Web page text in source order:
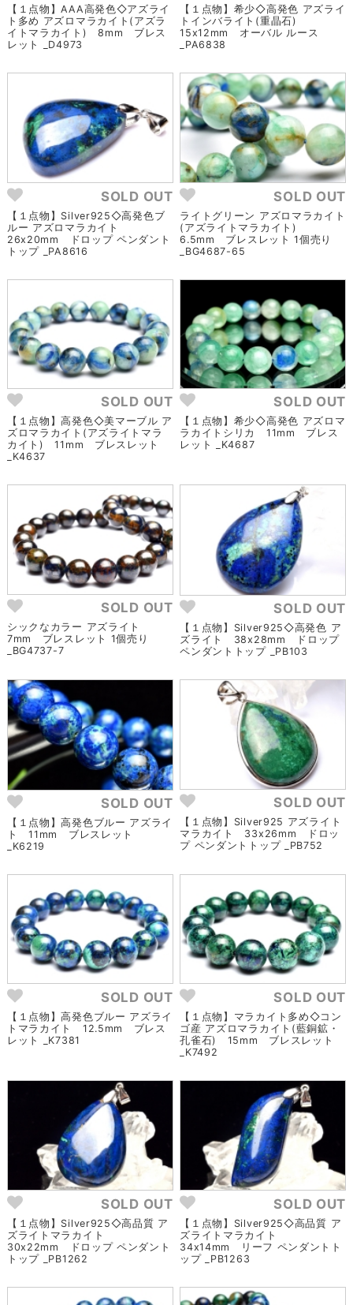
【１点物】AAA高発色◇アズライ
ト多め アズロマラカイト(アズラ
イトマラカイト) 8mm ブレス
レット _D4973
【１点物】希少◇高発色 アズライ
トインバライト(重晶石)
15x12mm オーバル ルース
_PA6838
SOLD OUT
【１点物】Silver925◇高発色ブ
ルー アズロマラカイト
26x20mm ドロップ ペンダント
トップ _PA8616
SOLD OUT
ライトグリーン アズロマラカイト
(アズライトマラカイト)
6.5mm ブレスレット 1個売り
_BG4687-65
SOLD OUT
【１点物】高発色◇美マーブル ア
ズロマラカイト(アズライトマラ
カイト) 11mm ブレスレット
_K4637
SOLD OUT
【１点物】希少◇高発色 アズロマ
ラカイトシリカ 11mm ブレス
レット _K4687
SOLD OUT
シックなカラー アズライト
7mm ブレスレット 1個売り
_BG4737-7
SOLD OUT
【１点物】Silver925◇高発色 ア
ズライト 38x28mm ドロップ
ペンダントトップ _PB103
SOLD OUT
【１点物】高発色ブルー アズライ
ト 11mm ブレスレット
_K6219
SOLD OUT
【１点物】Silver925 アズライト
マラカイト 33x26mm ドロッ
プ ペンダントトップ _PB752
SOLD OUT
【１点物】高発色ブルー アズライ
トマラカイト 12.5mm ブレス
レット _K7381
SOLD OUT
【１点物】マラカイト多め◇コン
ゴ産 アズロマラカイト(藍銅鉱・
孔雀石) 15mm ブレスレット
_K7492
SOLD OUT
【１点物】Silver925◇高品質 ア
ズライトマラカイト
30x22mm ドロップ ペンダント
トップ _PB1262
SOLD OUT
【１点物】Silver925◇高品質 ア
ズライトマラカイト
34x14mm リーフ ペンダントト
ップ _PB1263